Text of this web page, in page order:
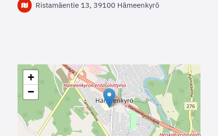
Ristamäentie 13, 39100 Hämeenkyrö
+
−